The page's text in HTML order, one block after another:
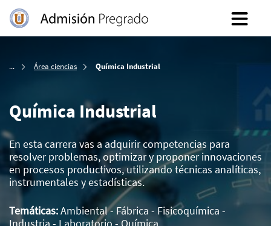
Inicio Área ciencias Química Industrial
Química Industrial
En esta carrera vas a adquirir competencias para
resolver problemas, optimizar y proponer innovaciones
en procesos productivos, utilizando técnicas analíticas,
instrumentales y estadísticas.
Temáticas:Ambiental - Fábrica - Fisicoquímica -